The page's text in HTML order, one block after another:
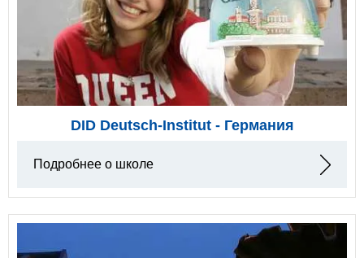
DID Deutsch-Institut - Германия
Подробнее о школе